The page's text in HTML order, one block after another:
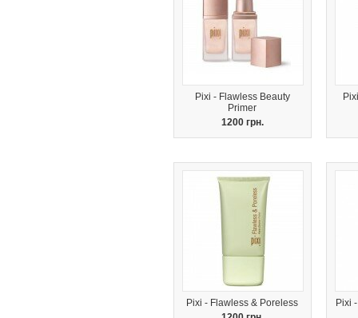
Pixi - Flawless Beauty
Primer
1200 грн.
Pixi - Flawless & Poreless
Pixi